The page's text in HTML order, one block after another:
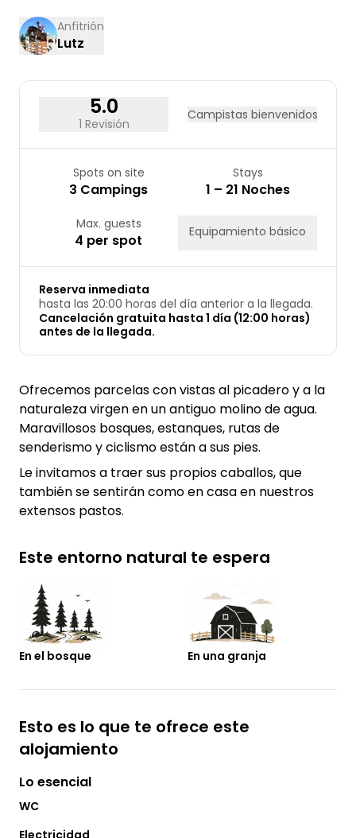
17
18
24
Anfitrión
Lutz
5.0
1 Revisión
Campistas bienvenidos
Spots on site
3 Campings
Stays
1 – 21 Noches
Max. guests
4 per spot Equipamiento básico
Reserva inmediata
hasta las 20:00 horas del día anterior a la llegada.
Cancelación gratuita hasta 1 día (12:00 horas)
antes de la llegada.
Ofrecemos parcelas con vistas al picadero y a la
naturaleza virgen en un antiguo molino de agua.
Maravillosos bosques, estanques, rutas de
senderismo y ciclismo están a sus pies.
Le invitamos a traer sus propios caballos, que
también se sentirán como en casa en nuestros
extensos pastos.
Este entorno natural te espera
En el bosque En una granja
Esto es lo que te ofrece este
alojamiento
Lo esencial
WC